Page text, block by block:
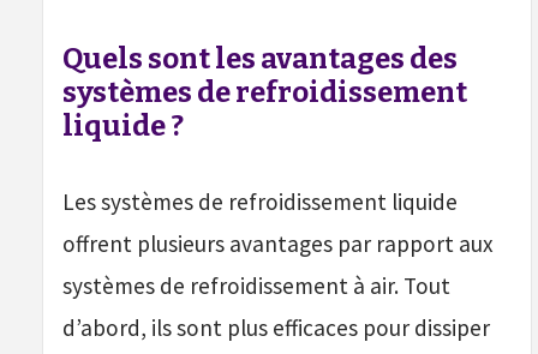
Quels sont les avantages des
systèmes de refroidissement
liquide ?
Les systèmes de refroidissement liquide
offrent plusieurs avantages par rapport aux
systèmes de refroidissement à air. Tout
d’abord, ils sont plus efficaces pour dissiper